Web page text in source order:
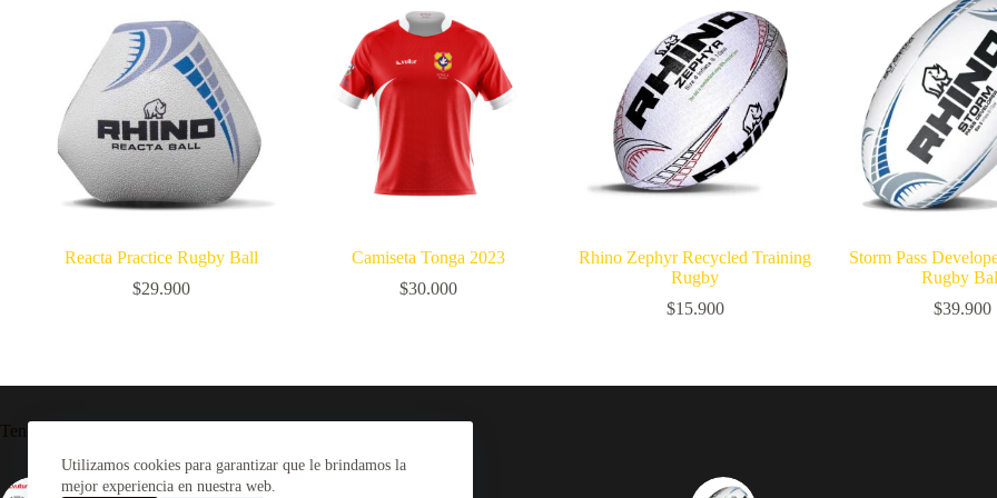
Utilizamos cookies para garantizar que le brindamos la
mejor experiencia en nuestra web.
Reacta Practice Rugby Ball
$29.900
Camiseta Tonga 2023
$30.000
Rhino Zephyr Recycled Training
Rugby
$15.900
Storm Pass
Rugby
$39.900
Tendencia ahora
Camiseta Rugby Selknam